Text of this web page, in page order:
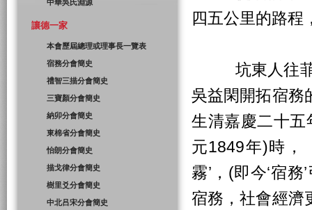
四五公里的路程
坑東人往菲律
吳益閑開拓宿務
生清嘉慶二十
元1849年)時，
霧’，(即今‘宿
宿務，社會經濟
中華吳氏淵源
讓德一家
本會歷屆總理或理事長一覽表
宿務分會簡史
禮智三描分會簡史
三寶顏分會簡史
納卯分會簡史
東棉省分會簡史
怡朗分會簡史
描戈律分會簡史
樹里爻分會簡史
中北吕宋分會簡史